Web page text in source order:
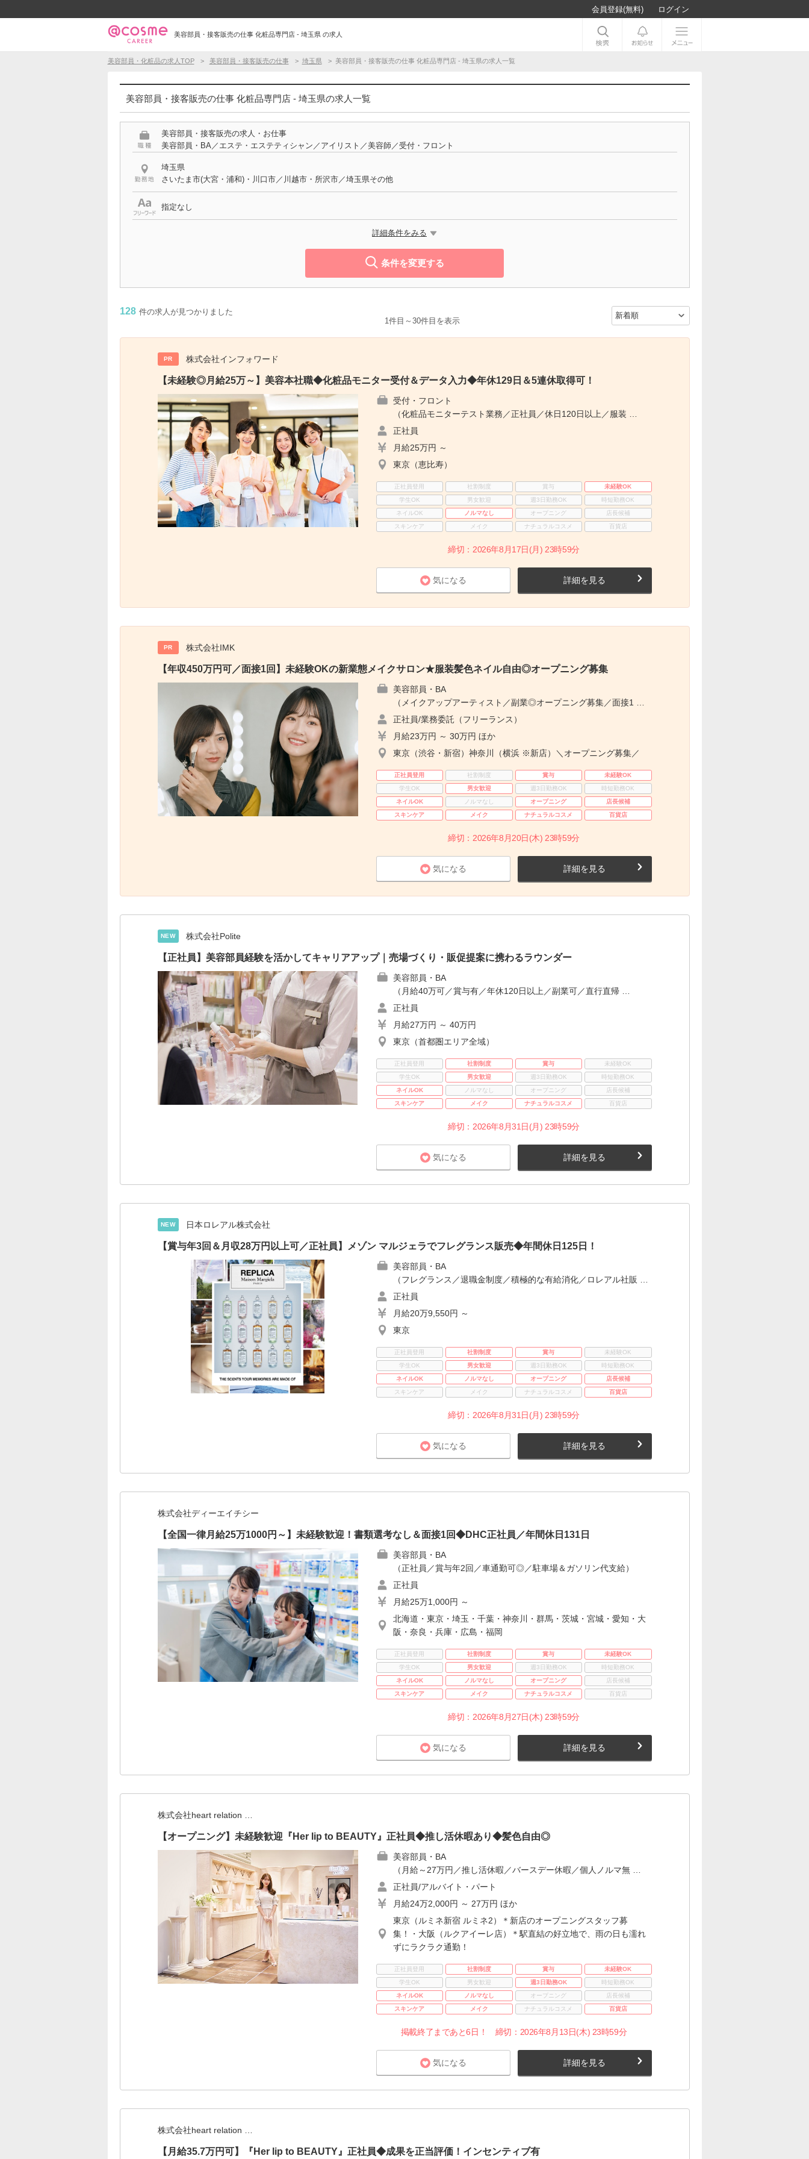
会員登録(無料) ログイン
美容部員・接客販売の仕事 化粧品専門店 - 埼玉県 の求人
美容部員・化粧品の求人TOP 美容部員・接客販売の仕事 埼玉県 美容部員・接客販売の仕事 化粧品専門店 - 埼玉県の求人一覧
美容部員・接客販売の仕事 化粧品専門店 - 埼玉県の求人一覧
美容部員・接客販売の求人・お仕事
美容部員・BA／エステ・エステティシャン／アイリスト／美容師／受付・フロント
埼玉県
さいたま市(大宮・浦和)・川口市／川越市・所沢市／埼玉県その他
指定なし
詳細条件をみる
条件を変更する
128 件の求人が見つかりました
1件目～30件目を表示
PR 株式会社インフォワード
【未経験◎月給25万～】美容本社職◆化粧品モニター受付＆データ入力◆年休129日＆5連休取得可！
受付・フロント
（化粧品モニターテスト業務／正社員／休日120日以上／服装 …
正社員
月給25万円 ～
東京（恵比寿）
正社員登用 社割制度 賞与
未経験OK
学生OK
男女歓迎 週3日勤務OK
時短勤務OK
ネイルOK
ノルマなし オープニング
店長候補
スキンケア
メイク ナチュラルコスメ 百貨店
締切：2026年8月17日(月) 23時59分
気になる 詳細を見る
PR 株式会社IMK
【年収450万円可／面接1回】未経験OKの新業態メイクサロン★服装髪色ネイル自由◎オープニング募集
美容部員・BA
（メイクアップアーティスト／副業◎オープニング募集／面接1 …
正社員/業務委託（フリーランス）
月給23万円 ～ 30万円 ほか
東京（渋谷・新宿）神奈川（横浜 ※新店）＼オープニング募集／
正社員登用 社割制度 賞与
未経験OK
学生OK
男女歓迎 週3日勤務OK
時短勤務OK
ネイルOK
ノルマなし オープニング
店長候補
スキンケア
メイク ナチュラルコスメ 百貨店
締切：2026年8月20日(木) 23時59分
気になる 詳細を見る
NEW 株式会社Polite
【正社員】美容部員経験を活かしてキャリアアップ｜売場づくり・販促提案に携わるラウンダー
美容部員・BA
（月給40万可／賞与有／年休120日以上／副業可／直行直帰 …
正社員
月給27万円 ～ 40万円
東京（首都圏エリア全域）
正社員登用 社割制度 賞与
未経験OK
学生OK
男女歓迎 週3日勤務OK
時短勤務OK
ネイルOK
ノルマなし オープニング
店長候補
スキンケア
メイク ナチュラルコスメ 百貨店
締切：2026年8月31日(月) 23時59分
気になる 詳細を見る
NEW 日本ロレアル株式会社
【賞与年3回＆月収28万円以上可／正社員】メゾン マルジェラでフレグランス販売◆年間休日125日！
美容部員・BA
（フレグランス／退職金制度／積極的な有給消化／ロレアル社販 …
正社員
月給20万9,550円 ～
東京
正社員登用 社割制度 賞与
未経験OK
学生OK
男女歓迎 週3日勤務OK
時短勤務OK
ネイルOK
ノルマなし オープニング
店長候補
スキンケア
メイク ナチュラルコスメ 百貨店
締切：2026年8月31日(月) 23時59分
気になる 詳細を見る
株式会社ディーエイチシー
【全国一律月給25万1000円～】未経験歓迎！書類選考なし＆面接1回◆DHC正社員／年間休日131日
美容部員・BA
（正社員／賞与年2回／車通勤可◎／駐車場＆ガソリン代支給）
正社員
月給25万1,000円 ～
北海道・東京・埼玉・千葉・神奈川・群馬・茨城・宮城・愛知・大
阪・奈良・兵庫・広島・福岡
正社員登用 社割制度 賞与
未経験OK
学生OK
男女歓迎 週3日勤務OK
時短勤務OK
ネイルOK
ノルマなし オープニング
店長候補
スキンケア
メイク ナチュラルコスメ 百貨店
締切：2026年8月27日(木) 23時59分
気になる 詳細を見る
株式会社heart relation …
【オープニング】未経験歓迎『Her lip to BEAUTY』正社員◆推し活休暇あり◆髪色自由◎
美容部員・BA
（月給～27万円／推し活休暇／バースデー休暇／個人ノルマ無 …
正社員/アルバイト・パート
月給24万2,000円 ～ 27万円 ほか
東京（ルミネ新宿 ルミネ2）＊新店のオープニングスタッフ募
集！・大阪（ルクアイーレ店）＊駅直結の好立地で、雨の日も濡れ
ずにラクラク通勤！
正社員登用 社割制度 賞与
未経験OK
学生OK
男女歓迎 週3日勤務OK
時短勤務OK
ネイルOK
ノルマなし オープニング
店長候補
スキンケア
メイク ナチュラルコスメ 百貨店
掲載終了まであと6日！ 締切：2026年8月13日(木) 23時59分
気になる 詳細を見る
株式会社heart relation …
【月給35.7万円可】『Her lip to BEAUTY』正社員◆成果を正当評価！インセンティブ有